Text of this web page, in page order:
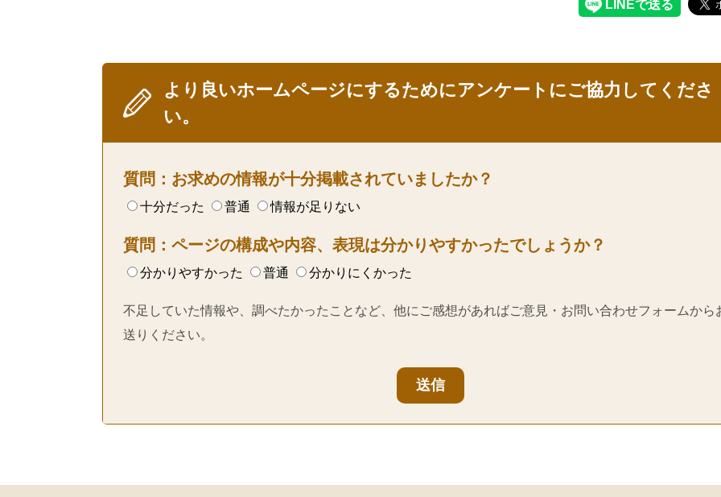
より良いホームページにするためにアンケートにご協力してくださ
い。
質問：お求めの情報が十分掲載されていましたか？
十分だった 普通 情報が足りない
質問：ページの構成や内容、表現は分かりやすかったでしょうか？
分かりやすかった 普通 分かりにくかった
不足していた情報や、調べたかったことなど、他にご感想があればご意見・お問い合わせフォームから
送りください。
送信